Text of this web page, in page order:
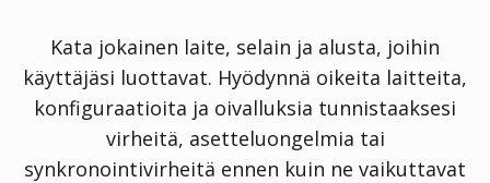
Kata jokainen laite, selain ja alusta, joihin
käyttäjäsi luottavat. Hyödynnä oikeita laitteita,
konfiguraatioita ja oivalluksia tunnistaaksesi
virheitä, asetteluongelmia tai
synkronointivirheitä ennen kuin ne vaikuttavat